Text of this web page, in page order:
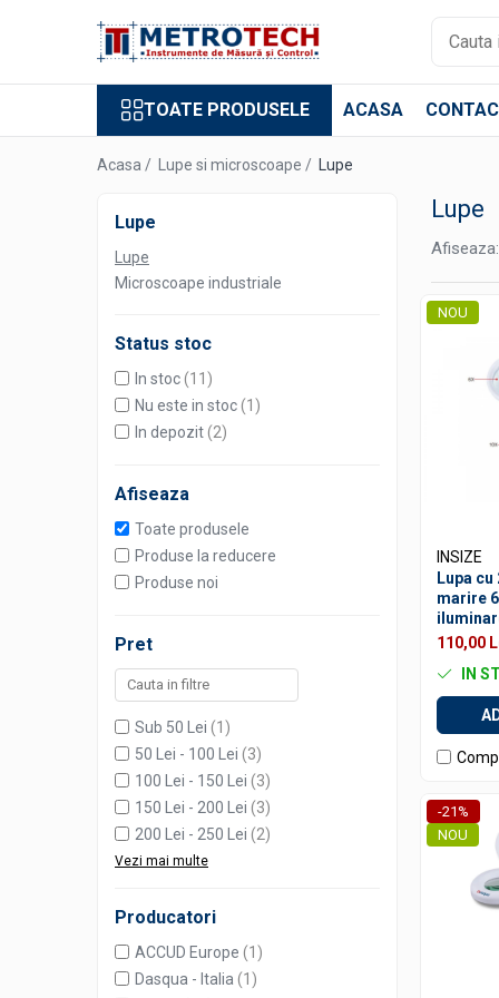
Sublere digitale
Sublere digitale de adancime
Sublere mecanice de adancime
Sublere cu cadran
Sublere digitale de inaltime
Sublere mecanice de inaltime
Accesorii sublere
Transfer date sublere
Micrometre digitale
Micrometre de interior in 2 puncte
Micrometre tubulare de interior
Micrometre de adancime
Micrometre mecanice de interior in
Micrometre digitale de interior in 3
Micrometre cu disc
Micrometre cu varfuri ascutite
Micrometre pentru filete
TOATE PRODUSELE ACASA
Acasa / Lupe si microscoape / Lupe
Lupe
Lupe
Lupe
Microscoape industriale
Status stoc
In stoc(11)
Nu este in stoc(1)
In depozit(2)
Afiseaza
Toate produsele
Produse la reducere
Produse noi
Pret
Sub 50 Lei (1)
50 Lei - 100 Lei (3)
100 Lei - 150 Lei (3)
150 Lei - 200 Lei (3)
200 Lei - 250 Lei (2)
Vezi mai multe
Producatori
ACCUD Europe (1)
Dasqua - Italia (1)
Afiseaza:
NOU
INSIZE
Lupa cu
marire
110,00
IN
-21%
NOU